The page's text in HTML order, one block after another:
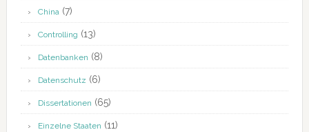
China(7)
Controlling (13)
Datenbanken (8)
Datenschutz (6)
Dissertationen (65)
Einzelne Staaten (11)